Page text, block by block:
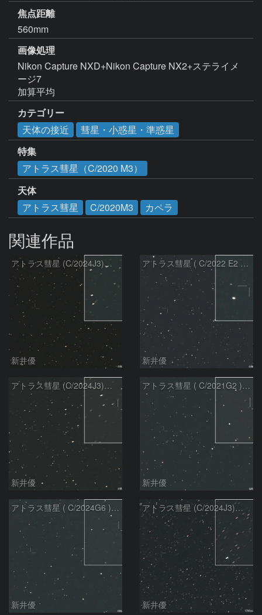
焦点距離
560mm
画像処理
Nikon Capture NXD+Nikon Capture NX2+ステライメ
ージ7
加算平均
カテゴリー
天体の接近
彗星・小惑星・準惑星
特集
アトラス彗星（C/2020 M3）
天体
アトラス彗星
C/2020M3 カペラ
関連作品
アトラス彗星 (C/2024J3)：2026/08/05
新井優
アトラス彗星 ( C/2022 E2 )：2026/07/27
新井優
アトラス彗星 (C/2024J3)：2026/07/26
新井優
アトラス彗星 ( C/2021G2 )：2026/07/09
新井優
アトラス彗星 ( C/2024G6 )：2026/07/09
新井優
アトラス彗星 (C/2024J3)：2026/07/09
新井優